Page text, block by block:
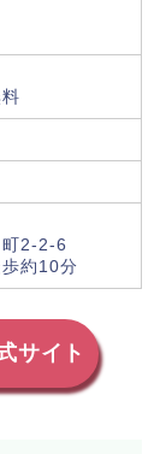
町2-2-6
約10分
サイト